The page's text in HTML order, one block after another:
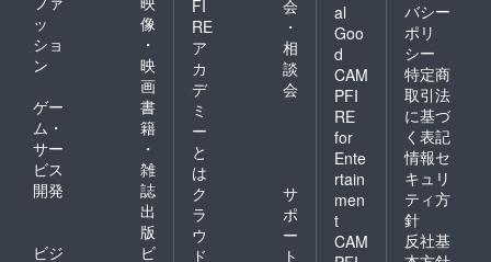
ッ
ショ
ン
像
・
映
画
ゲー
ム・
サー
ビス
開発
書
籍
・
雑
誌
出
版
ビジ
ビ
FI
RE
ア
カ
デ
ミ
ー
と
は
会
・
相
談
会
ク
ラ
ウ
ド
サ
ポ
ー
ト
al
Goo
d
CAM
PFI
RE
for
Ente
rtain
men
t
CAM
バシー
ポリ
シー
特定商
取引法
に基づ
く表記
情報セ
キュリ
ティ方
針
反社基